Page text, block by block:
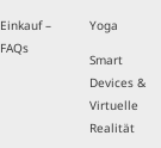
Einkauf –
FAQs
Yoga
Smart
Devices &
Virtuelle
Realität